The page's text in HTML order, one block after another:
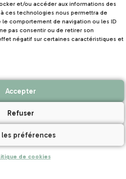
et/ou accéder aux informations des
ces technologies nous permettra de
comportement de navigation ou les ID
pas consentir ou de retirer son
négatif sur certaines caractéristiques et
Accepter
Refuser
les préférences
de cookies
: un nouveau président pour
5 rue Joseph Le Brix